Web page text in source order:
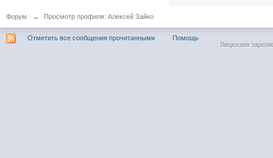
Форум → Просмотр профиля: Алексей Зайко
Отметить все сообщения прочитанными
Помощь
Лицензия